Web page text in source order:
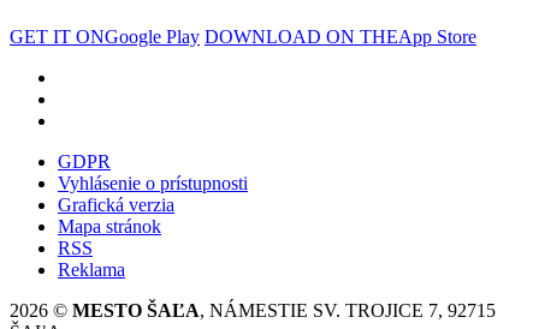
GET IT ONGoogle Play DOWNLOAD ON THEApp Store
GDPR
Vyhlásenie o prístupnosti
Grafická verzia
Mapa stránok
RSS
Reklama
2026 © MESTO ŠAĽA, NÁMESTIE SV. TROJICE 7, 92715